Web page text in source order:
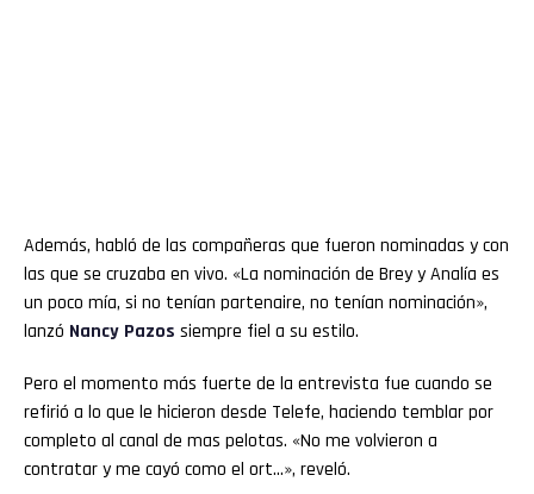
Además, habló de las compañeras que fueron nominadas y con
las que se cruzaba en vivo. «La nominación de Brey y Analía es
un poco mía, si no tenían partenaire, no tenían nominación»,
lanzó Nancy Pazos siempre fiel a su estilo.
Pero el momento más fuerte de la entrevista fue cuando se
refirió a lo que le hicieron desde Telefe, haciendo temblar por
completo al canal de mas pelotas. «No me volvieron a
contratar y me cayó como el ort…», reveló.